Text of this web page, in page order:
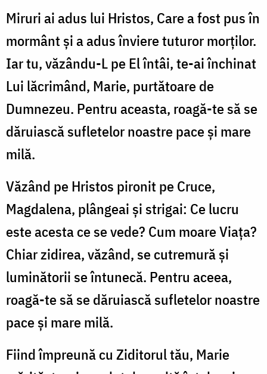
Miruri ai adus lui Hristos, Care a fost pus în
mormânt și a adus înviere tuturor morților.
Iar tu, văzându-L pe El întâi, te-ai închinat
Lui lăcrimând, Marie, purtătoare de
Dumnezeu. Pentru aceasta, roagă-te să se
dăruiască sufletelor noastre pace și mare
milă.
Văzând pe Hristos pironit pe Cruce,
Magdalena, plângeai și strigai: Ce lucru
este acesta ce se vede? Cum moare Viața?
Chiar zidirea, văzând, se cutremură și
luminătorii se întunecă. Pentru aceea,
roagă-te să se dăruiască sufletelor noastre
pace și mare milă.
Fiind împreună cu Ziditorul tău, Marie